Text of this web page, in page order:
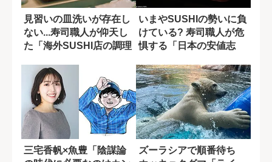
見習いの皿洗いが存在し
ない...寿司職人が仰天し
た「海外SUSHI店の調理
いまやSUSHIの勢いに負
けている? 寿司職人が危
惧する「日本の安値志
三宅香帆×魚豊「陰謀論
ズーラシアで順番待ち